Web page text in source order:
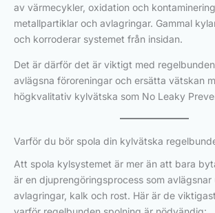
av värmecykler, oxidation och
metallpartiklar och avlagringar. Gammal
och korroderar systemet från insidan.
Det är därför det är viktigt med
avlägsna föroreningar och ersätta vätskan
högkvalitativ kylvätska som No Leaky
Varför du bör spola din kylvätska
Att spola kylsystemet är mer än att bara
är en djuprengöringsprocess som
avlagringar, kalk och rost. Här är de